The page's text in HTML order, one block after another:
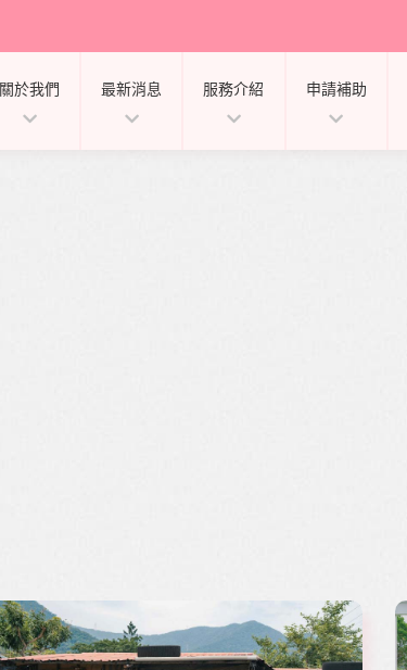
關於我們 最新消息 服務介紹 申請補助